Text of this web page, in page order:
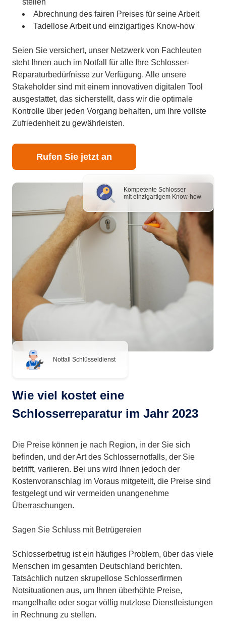
Kompetente Schlosser
mit einzigartigem Know-how
Notfall Schlüsseldienst
stellen
Abrechnung des fairen Preises für seine Arbeit
Tadellose Arbeit und einzigartiges Know-how
Seien Sie versichert, unser Netzwerk von Fachleuten
steht Ihnen auch im Notfall für alle Ihre Schlosser-
Reparaturbedürfnisse zur Verfügung. Alle unsere
Stakeholder sind mit einem innovativen digitalen Tool
ausgestattet, das sicherstellt, dass wir die optimale
Kontrolle über jeden Vorgang behalten, um Ihre vollste
Zufriedenheit zu gewährleisten.
Rufen Sie jetzt an
Wie viel kostet eine
Schlosserreparatur im Jahr 2023
Die Preise können je nach Region, in der Sie sich
befinden, und der Art des Schlossernotfalls, der Sie
betrifft, variieren. Bei uns wird Ihnen jedoch der
Kostenvoranschlag im Voraus mitgeteilt, die Preise sind
festgelegt und wir vermeiden unangenehme
Überraschungen.
Sagen Sie Schluss mit Betrügereien
Schlosserbetrug ist ein häufiges Problem, über das viele
Menschen im gesamten Deutschland berichten.
Tatsächlich nutzen skrupellose Schlosserfirmen
Notsituationen aus, um Ihnen überhöhte Preise,
mangelhafte oder sogar völlig nutzlose Dienstleistungen
in Rechnung zu stellen.